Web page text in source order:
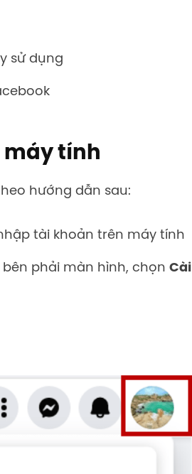
sử dụng
máy tính
hướng dẫn sau:
tài khoản trên máy tính
phải màn hình, chọn Cài